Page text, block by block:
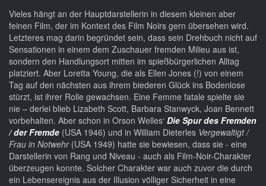
Vieles hängt an der Hauptdarstellerin in diesem kleinen aber
feinen Film, der im Kontext des Film Noirs gern übersehen wird.
Letzteres mag darin begründet sein, dass sein Drehbuch nicht auf
Sensationen in einem dem Zuschauer fremden Milieu aus ist,
sondern den Handlungsort mitten im spießbürgerlichen Alltag
platziert. Aber Loretta Young, die als Ellen Jones (!) von einem
Tag auf den nächsten aus ihrem biederen Glück ins Bodenlose
stürzt, ist ihrer Rolle gewachsen. Eine Femme fatale spielte sie
nie – derlei blieb Lizabeth Scott, Barbara Stanwyck, Joan Bennett
vorbehalten. Aber schon in Orson Welles‘ Die Spur des Fremden
/ der Fremde (USA 1946) und in William Dieterles Vergewaltigt /
Frau in Notwehr (USA 1949) hatte sie bewiesen, dass sie - eine
Darstellerin von Rang und Niveau - auch als Film-Noir-Charakter
überzeugen konnte. Solcher Charakter war auch zuvor die durch
ein Lebensereignis aus der Illusion völliger Sicherheit in eine